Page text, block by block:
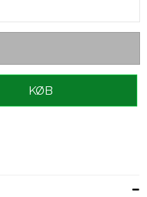
KØB